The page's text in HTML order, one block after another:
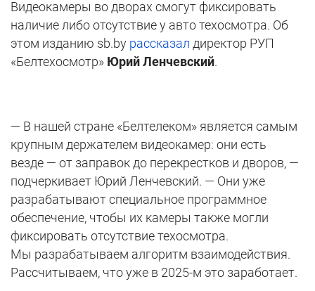
Видеокамеры во дворах смогут фиксировать
наличие либо отсутствие у авто техосмотра. Об
этом изданию sb.by рассказал директор РУП
«Белтехосмотр» Юрий Ленчевский.
— В нашей стране «Белтелеком» является самым
крупным держателем видеокамер: они есть
везде — от заправок до перекрестков и дворов, —
подчеркивает Юрий Ленчевский. — Они уже
разрабатывают специальное программное
обеспечение, чтобы их камеры также могли
фиксировать отсутствие техосмотра.
Мы разрабатываем алгоритм взаимодействия.
Рассчитываем, что уже в 2025-м это заработает.